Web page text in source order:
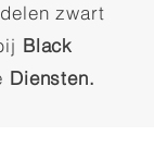
zwart
Black
Diensten.